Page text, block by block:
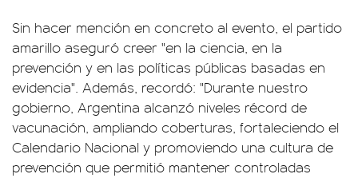
Sin hacer mención en concreto al evento, el partido
amarillo aseguró creer "en la ciencia, en la
prevención y en las políticas públicas basadas en
evidencia". Además, recordó: "Durante nuestro
gobierno, Argentina alcanzó niveles récord de
vacunación, ampliando coberturas, fortaleciendo el
Calendario Nacional y promoviendo una cultura de
prevención que permitió mantener controladas